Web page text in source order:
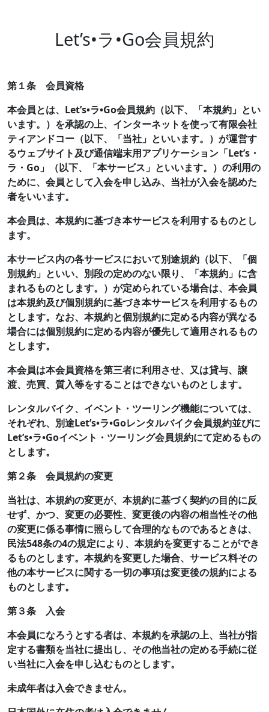
Let’s•ラ•Go会員規約
第１条 会員資格
本会員とは、Let’s•ラ•Go会員規約（以下、「本規約」とい
います。）を承認の上、インターネットを使って有限会社
ティアンドコー（以下、「当社」といいます。）が運営す
るウェブサイト及び通信端末用アプリケーション「Let’s・
ラ・Go」（以下、「本サービス」といいます。）の利用の
ために、会員として入会を申し込み、当社が入会を認めた
者をいいます。
本会員は、本規約に基づき本サービスを利用するものとし
ます。
本サービス内の各サービスにおいて別途規約（以下、「個
別規約」といい、別段の定めのない限り、「本規約」に含
まれるものとします。）が定められている場合は、本会員
は本規約及び個別規約に基づき本サービスを利用するもの
とします。なお、本規約と個別規約に定める内容が異なる
場合には個別規約に定める内容が優先して適用されるもの
とします。
本会員は本会員資格を第三者に利用させ、又は貸与、譲
渡、売買、質入等をすることはできないものとします。
レンタルバイク、イベント・ツーリング機能については、
それぞれ、別途Let’s•ラ•Goレンタルバイク会員規約並びに
Let’s•ラ•Goイベント・ツーリング会員規約にて定めるもの
とします。
第２条 会員規約の変更
当社は、本規約の変更が、本規約に基づく契約の目的に反
せず、かつ、変更の必要性、変更後の内容の相当性その他
の変更に係る事情に照らして合理的なものであるときは、
民法548条の4の規定により、本規約を変更することができ
るものとします。本規約を変更した場合、サービス料その
他の本サービスに関する一切の事項は変更後の規約による
ものとします。
第３条 入会
本会員になろうとする者は、本規約を承認の上、当社が指
定する書類を当社に提出し、その他当社の定める手続に従
い当社に入会を申し込むものとします。
未成年者は入会できません。